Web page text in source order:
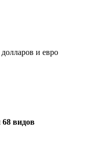
и евро
видов